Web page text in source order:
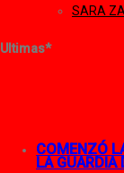
SARA
Ultimas*
COMENZÓ
LA GUARDIA